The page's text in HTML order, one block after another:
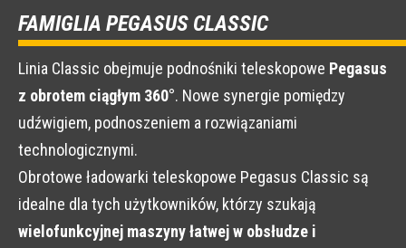
FAMIGLIA PEGASUS CLASSIC
Linia Classic obejmuje podnośniki teleskopowe Pegasus
z obrotem ciągłym 360°. Nowe synergie pomiędzy
udźwigiem, podnoszeniem a rozwiązaniami
technologicznymi.
Obrotowe ładowarki teleskopowe Pegasus Classic są
idealne dla tych użytkowników, którzy szukają
wielofunkcyjnej maszyny łatwej w obsłudze i